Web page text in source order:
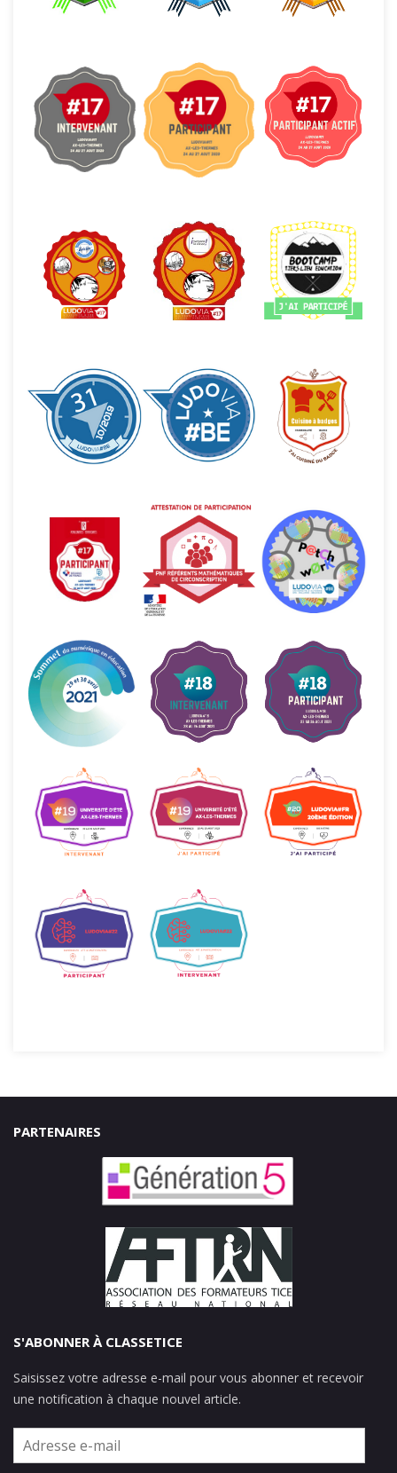
PARTENAIRES
S'ABONNER À CLASSETICE
Saisissez votre adresse e-mail pour vous abonner et recevoir
une notification à chaque nouvel article.
Adresse
e-